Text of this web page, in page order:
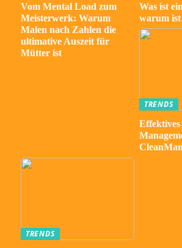
Vom Mental Load zum
Meisterwerk: Warum
Malen nach Zahlen die
ultimative Auszeit für
Mütter ist
Was ist
warum ist
TRENDS
TRENDS